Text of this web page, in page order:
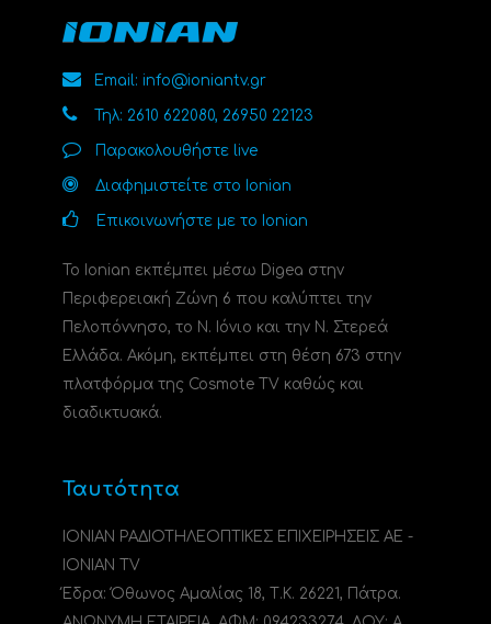
Email: info@ioniantv.gr
Τηλ: 2610 622080, 26950 22123
Παρακολουθήστε live
Διαφημιστείτε στο Ionian
Επικοινωνήστε με το Ionian
Το Ionian εκπέμπει μέσω Digea στην
Περιφερειακή Ζώνη 6 που καλύπτει την
Πελοπόννησο, το N. Ιόνιο και την Ν. Στερεά
Ελλάδα. Ακόμη, εκπέμπει στη θέση 673 στην
πλατφόρμα της Cosmote TV καθώς και
διαδικτυακά.
Ταυτότητα
ΙΟΝΙΑΝ ΡΑΔΙΟΤΗΛΕΟΠΤΙΚΕΣ ΕΠΙΧΕΙΡΗΣΕΙΣ ΑΕ -
IONIAN TV
Έδρα: Όθωνος Αμαλίας 18, Τ.Κ. 26221, Πάτρα.